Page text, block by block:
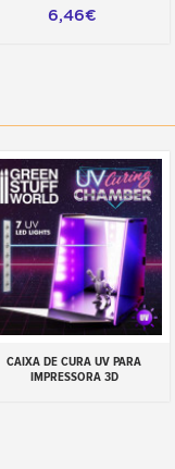
6,46€
Adicionar ao carrinho
CAIXA DE CURA UV PARA
IMPRESSORA 3D